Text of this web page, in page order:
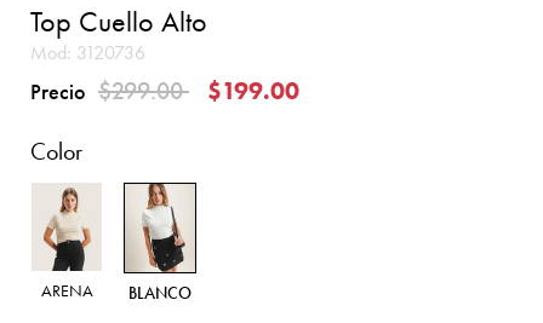
Top Cuello Alto
Mod: 3120736
Precio Precio reducido de
$299.00a
$199.00
Color
ARENA BLANCO